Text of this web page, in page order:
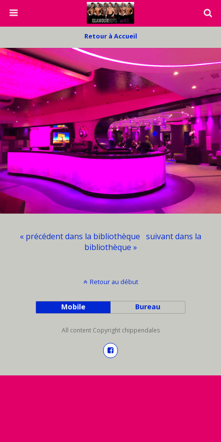
Retour à Accueil
« précédent dans la bibliothèque suivant dans la
bibliothèque »
Retour au début
Mobile Bureau
All content Copyright chippendales